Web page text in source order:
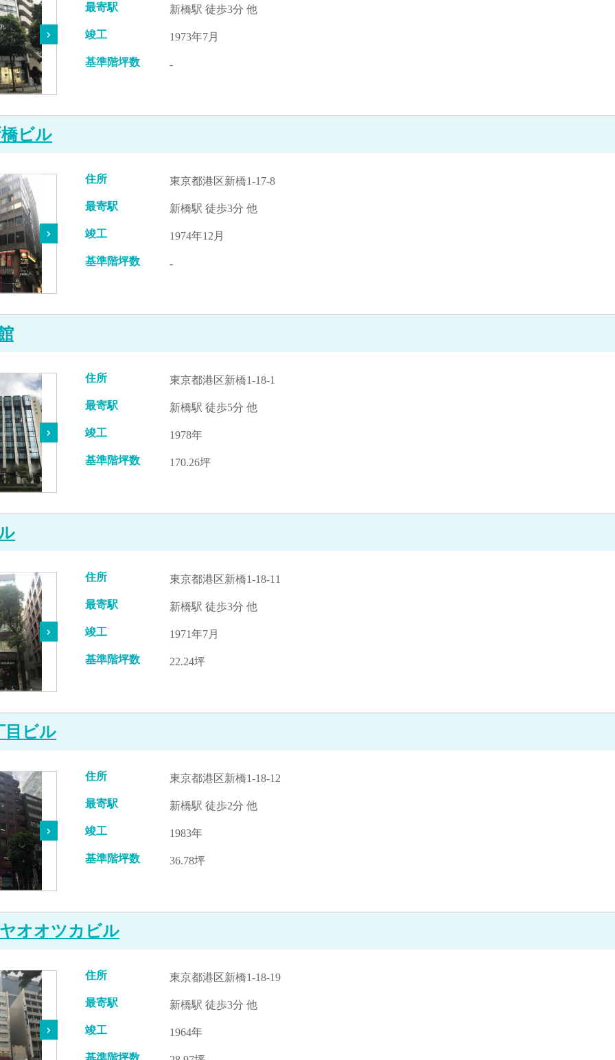
最寄駅 新橋駅 徒歩3分 他
竣工 1973年7月
基準階坪数 -
ビル
住所 東京都港区新橋1-17-8
最寄駅 新橋駅 徒歩3分 他
竣工 1974年12月
基準階坪数 -
住所 東京都港区新橋1-18-1
最寄駅 新橋駅 徒歩5分 他
竣工 1978年
基準階坪数 170.26坪
住所 東京都港区新橋1-18-11
最寄駅 新橋駅 徒歩3分 他
竣工 1971年7月
基準階坪数 22.24坪
目ビル
住所 東京都港区新橋1-18-12
最寄駅 新橋駅 徒歩2分 他
竣工 1983年
基準階坪数 36.78坪
オオツカビル
住所 東京都港区新橋1-18-19
最寄駅 新橋駅 徒歩3分 他
竣工 1964年
基準階坪数